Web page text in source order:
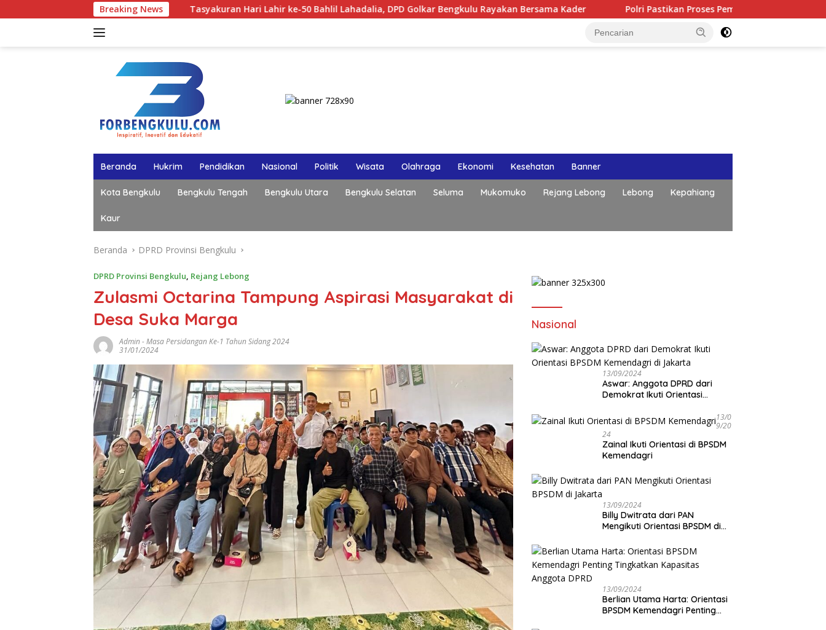
ke
Breaking News
Tasyakuran Hari Lahir ke-50 Bahlil Lahadalia, DPD Golkar Bengkulu Rayakan Bersama Kader Polri Pastikan Proses Pemeriksaan Personel di Aceh Dilaksanakan
Beranda Hukrim Pendidikan Nasional Politik Wisata Olahraga Ekonomi Kesehatan Banner
Kota Bengkulu Bengkulu Tengah Bengkulu Utara Bengkulu Selatan Seluma Mukomuko Rejang Lebong Lebong Kepahiang
Kaur
Beranda DPRD Provinsi Bengkulu
DPRD Provinsi Bengkulu, Rejang Lebong
Zulasmi Octarina Tampung Aspirasi Masyarakat di
Desa Suka Marga
Admin-Masa Persidangan Ke-1 Tahun Sidang 2024
31/01/2024
Nasional
13/09/2024
Aswar: Anggota DPRD dari
Demokrat Ikuti Orientasi
13/0
9/20
24
Zainal Ikuti Orientasi di BPSDM
Kemendagri
13/09/2024
Billy Dwitrata dari PAN
Mengikuti Orientasi BPSDM di
13/09/2024
Berlian Utama Harta: Orientasi
BPSDM Kemendagri Penting